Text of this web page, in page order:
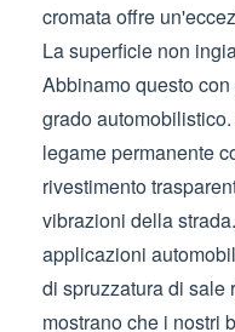
cromata offre
La superficie non
Abbinamo questo
grado
legame permanente
rivestimento
vibrazioni della
applicazioni
di spruzzatura di sale
mostrano che i nostri